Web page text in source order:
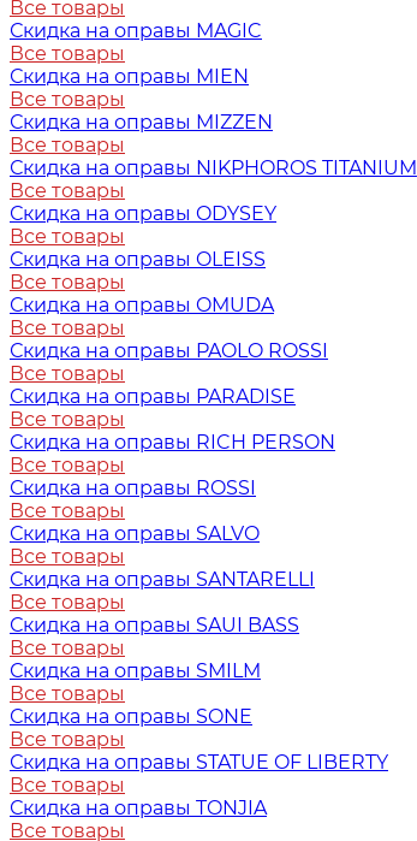
Все товары
Скидка на оправы MAGIC
Все товары
Скидка на оправы MIEN
Все товары
Скидка на оправы MIZZEN
Все товары
Скидка на оправы NIKPHOROS TITANIUM
Все товары
Скидка на оправы ODYSEY
Все товары
Скидка на оправы OLEISS
Все товары
Скидка на оправы OMUDA
Все товары
Скидка на оправы PAOLO ROSSI
Все товары
Скидка на оправы PARADISE
Все товары
Скидка на оправы RICH PERSON
Все товары
Скидка на оправы ROSSI
Все товары
Скидка на оправы SALVO
Все товары
Скидка на оправы SANTARELLI
Все товары
Скидка на оправы SAUI BASS
Все товары
Скидка на оправы SMILM
Все товары
Скидка на оправы SONE
Все товары
Скидка на оправы STATUE OF LIBERTY
Все товары
Скидка на оправы TONJIA
Все товары